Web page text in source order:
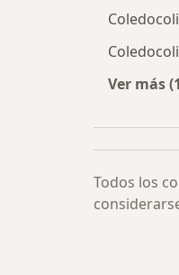
Ver más
Todos los